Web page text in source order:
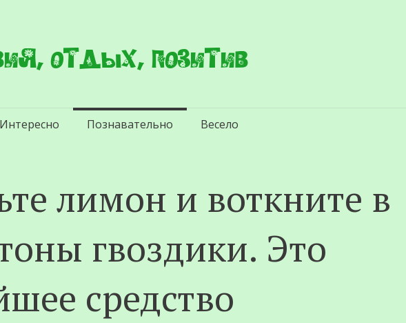
отдых, позитив
Интересно Познавательно Весело
лимон и воткните в
гвоздики. Это
средство